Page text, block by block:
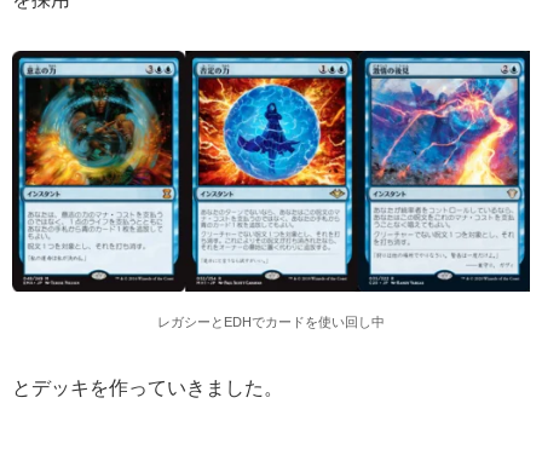
レガシーとEDHでカードを使い回し中
とデッキを作っていきました。